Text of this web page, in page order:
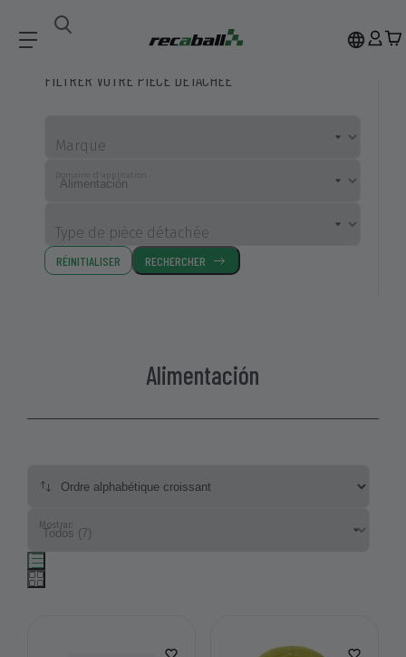
Pièces Détachées Compatibles Alimentación
FILTRER VOTRE PIÈCE DÉTACHÉE
Marque
Domaine d'application
Type de pièce détachée
RÉINITIALISER RECHERCHER
Alimentación
Mostrar: